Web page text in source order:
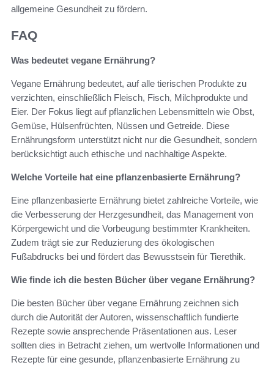
allgemeine Gesundheit zu fördern.
FAQ
Was bedeutet vegane Ernährung?
Vegane Ernährung bedeutet, auf alle tierischen Produkte zu
verzichten, einschließlich Fleisch, Fisch, Milchprodukte und
Eier. Der Fokus liegt auf pflanzlichen Lebensmitteln wie Obst,
Gemüse, Hülsenfrüchten, Nüssen und Getreide. Diese
Ernährungsform unterstützt nicht nur die Gesundheit, sondern
berücksichtigt auch ethische und nachhaltige Aspekte.
Welche Vorteile hat eine pflanzenbasierte Ernährung?
Eine pflanzenbasierte Ernährung bietet zahlreiche Vorteile, wie
die Verbesserung der Herzgesundheit, das Management von
Körpergewicht und die Vorbeugung bestimmter Krankheiten.
Zudem trägt sie zur Reduzierung des ökologischen
Fußabdrucks bei und fördert das Bewusstsein für Tierethik.
Wie finde ich die besten Bücher über vegane Ernährung?
Die besten Bücher über vegane Ernährung zeichnen sich
durch die Autorität der Autoren, wissenschaftlich fundierte
Rezepte sowie ansprechende Präsentationen aus. Leser
sollten dies in Betracht ziehen, um wertvolle Informationen und
Rezepte für eine gesunde, pflanzenbasierte Ernährung zu